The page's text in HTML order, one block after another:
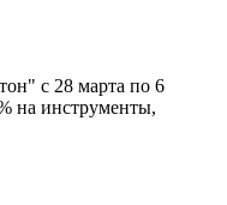
с 28 марта по 6
на инструменты,